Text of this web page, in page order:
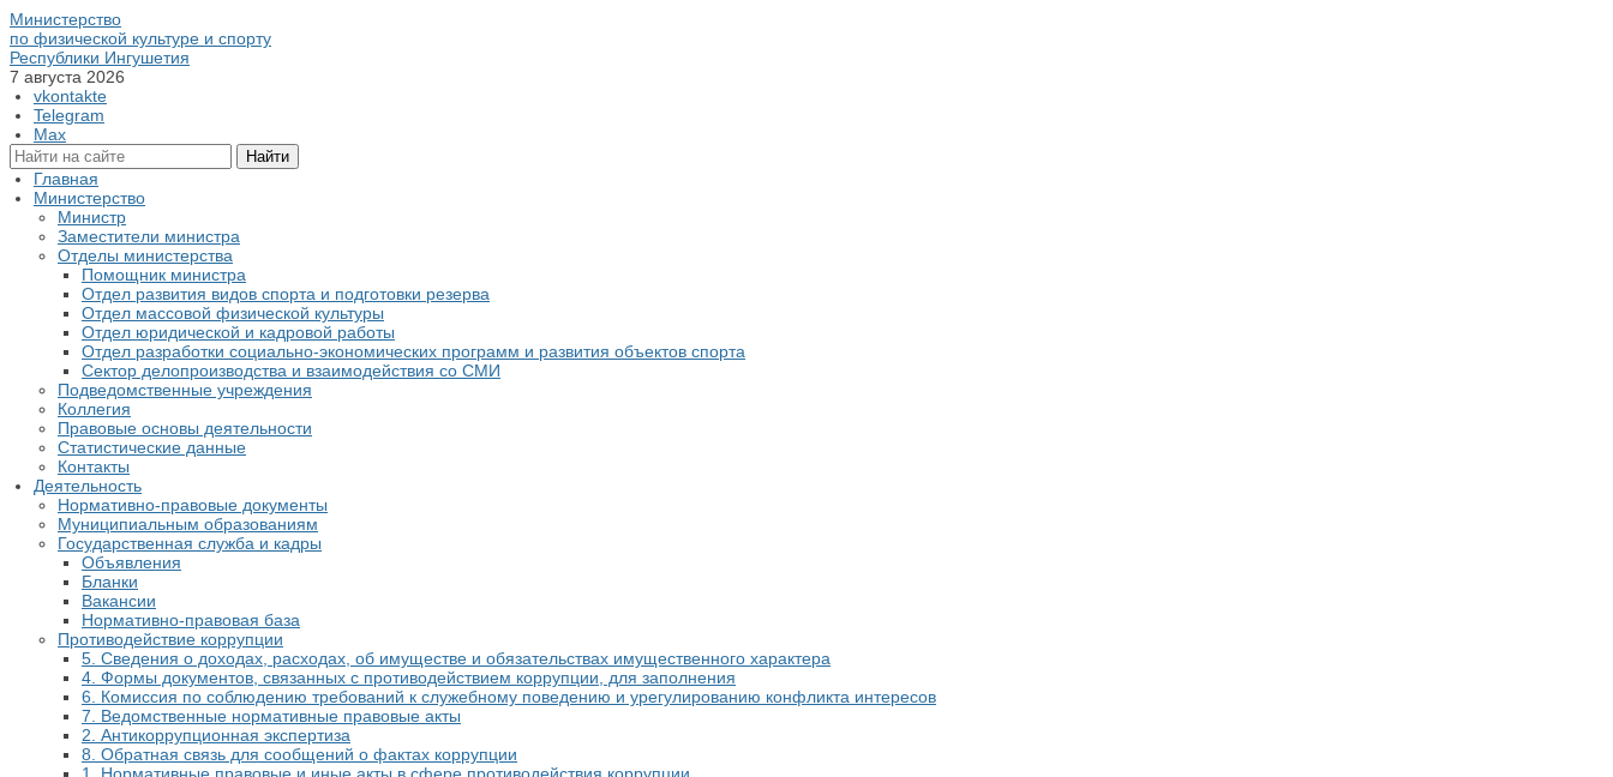
Министерство
по физической культуре и спорту
Республики Ингушетия
7 августа 2026
vkontakte
Telegram
Max
Главная
Министерство
Министр
Заместители министра
Отделы министерства
Помощник министра
Отдел развития видов спорта и подготовки резерва
Отдел массовой физической культуры
Отдел юридической и кадровой работы
Отдел разработки социально-экономических программ и развития объектов спорта
Сектор делопроизводства и взаимодействия со СМИ
Подведомственные учреждения
Коллегия
Правовые основы деятельности
Статистические данные
Контакты
Деятельность
Нормативно-правовые документы
Муниципиальным образованиям
Государственная служба и кадры
Объявления
Бланки
Вакансии
Нормативно-правовая база
Противодействие коррупции
5. Сведения о доходах, расходах, об имуществе и обязательствах имущественного характера
4. Формы документов, связанных с противодействием коррупции, для заполнения
6. Комиссия по соблюдению требований к служебному поведению и урегулированию конфликта интересов
7. Ведомственные нормативные правовые акты
2. Антикоррупционная экспертиза
8. Обратная связь для сообщений о фактах коррупции